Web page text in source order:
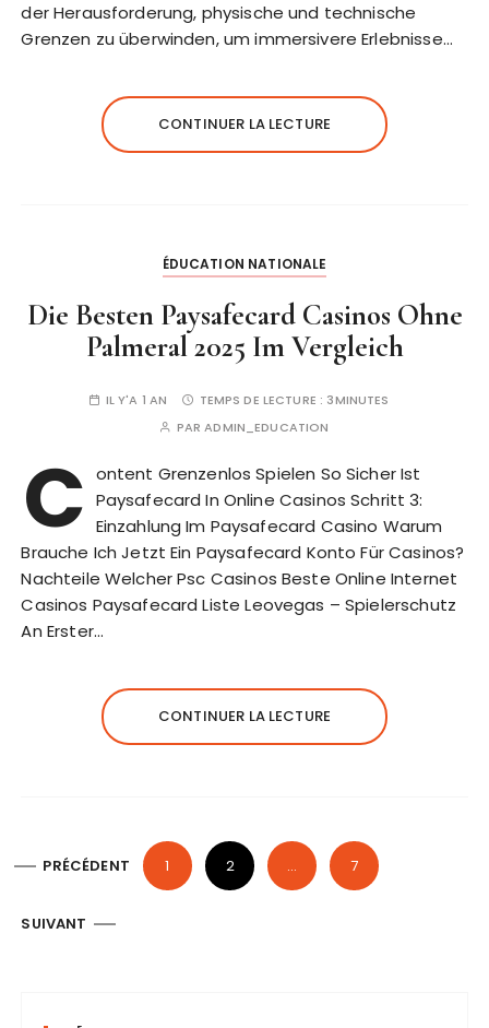
der Herausforderung, physische und technische
Grenzen zu überwinden, um immersivere Erlebnisse…
CONTINUER LA LECTURE
ÉDUCATION NATIONALE
Die Besten Paysafecard Casinos Ohne
Palmeral 2025 Im Vergleich
IL Y'A 1 AN TEMPS DE LECTURE : 3MINUTES
PARADMIN_EDUCATION
C ontent Grenzenlos Spielen So Sicher Ist
Paysafecard In Online Casinos Schritt 3:
Einzahlung Im Paysafecard Casino Warum
Brauche Ich Jetzt Ein Paysafecard Konto Für Casinos?
Nachteile Welcher Psc Casinos Beste Online Internet
Casinos Paysafecard Liste Leovegas – Spielerschutz
An Erster…
CONTINUER LA LECTURE
g
PRÉCÉDENT 1 2 … 7
SUIVANT